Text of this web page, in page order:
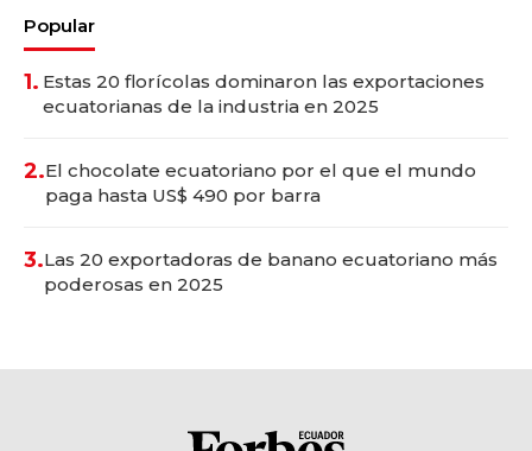
Popular
1. Estas 20 florícolas dominaron las exportaciones
ecuatorianas de la industria en 2025
2.El chocolate ecuatoriano por el que el mundo
paga hasta US$ 490 por barra
3.Las 20 exportadoras de banano ecuatoriano más
poderosas en 2025